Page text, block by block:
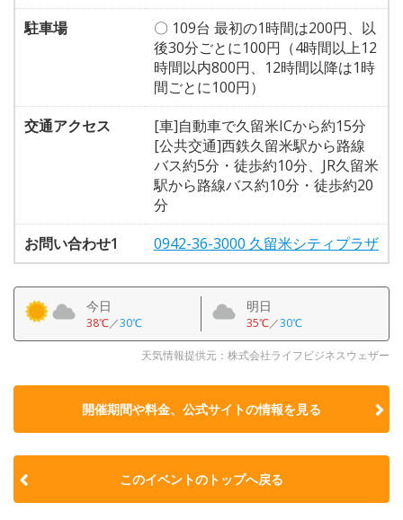
駐車場
〇 109台 最初の1時間は200円、以
後30分ごとに100円（4時間以上12
時間以内800円、12時間以降は1時
間ごとに100円）
交通アクセス
[車]自動車で久留米ICから約15分
[公共交通]西鉄久留米駅から路線
バス約5分・徒歩約10分、JR久留米
駅から路線バス約10分・徒歩約20
分
お問い合わせ1
0942-36-3000 久留米シティプラザ
今日
38℃／30℃
明日
35℃／30℃
天気情報提供元：株式会社ライフビジネスウェザー
開催期間や料金、公式サイトの情報を見る
このイベントのトップへ戻る